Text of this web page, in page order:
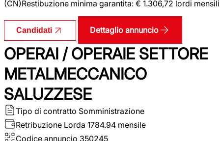
(CN)Restibuzione minima garantita: € 1.306,72 lordi mensili
Candidati Dettaglio annuncio
OPERAI / OPERAIE SETTORE
METALMECCANICO
SALUZZESE
Tipo di contratto Somministrazione
Retribuzione Lorda 1784.94 mensile
Codice annuncio 350245